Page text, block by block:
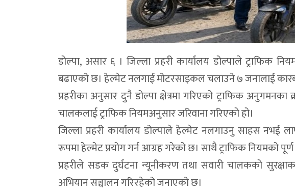
डोल्पा, असार ६ । जिल्ला प्रहरी कार्यालय डोल्पाले ट्राफिक
बढाएको छ। हेल्मेट नलगाई मोटरसाइकल चलाउने ७ जनालाई
प्रहरीका अनुसार दुनै डोल्पा क्षेत्रमा गरिएको ट्राफिक
चालकलाई ट्राफिक नियमअनुसार जरिवाना गरिएको हो।
जिल्ला प्रहरी कार्यालय डोल्पाले हेल्मेट नलगाउनु साहस नभई
रूपमा हेल्मेट प्रयोग गर्न आग्रह गरेको छ। साथै ट्राफिक नियमको
प्रहरीले सडक दुर्घटना न्यूनीकरण तथा सवारी चालकको
अभियान सञ्चालन गरिरहेको जनाएको छ।